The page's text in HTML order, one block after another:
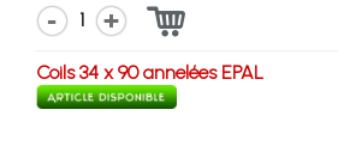
1
Coils 34 x 90 annelées EPAL